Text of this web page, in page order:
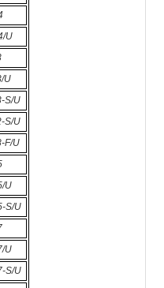
U
U
S/U
S/U
F/U
U
S/U
U
S/U